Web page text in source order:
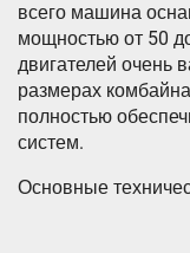
всего машина
мощностью от 50
двигателей очень
размерах
полностью
систем.
Основные